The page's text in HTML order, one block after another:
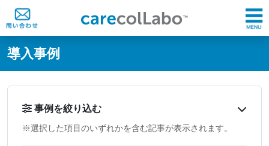
@ -0,0 +1,60 @@
導入事例
事例を絞り込む
※選択した項目のいずれかを含む記事が表示されます。